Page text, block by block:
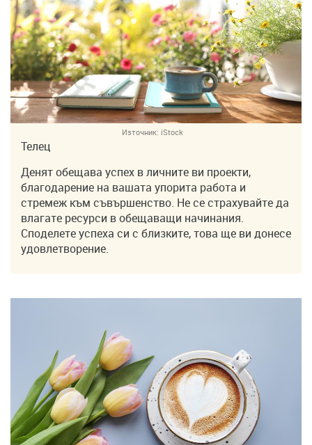
Източник: iStock
Телец
Денят обещава успех в личните ви проекти,
благодарение на вашата упорита работа и
стремеж към съвършенство. Не се страхувайте да
влагате ресурси в обещаващи начинания.
Споделете успеха си с близките, това ще ви донесе
удовлетворение.